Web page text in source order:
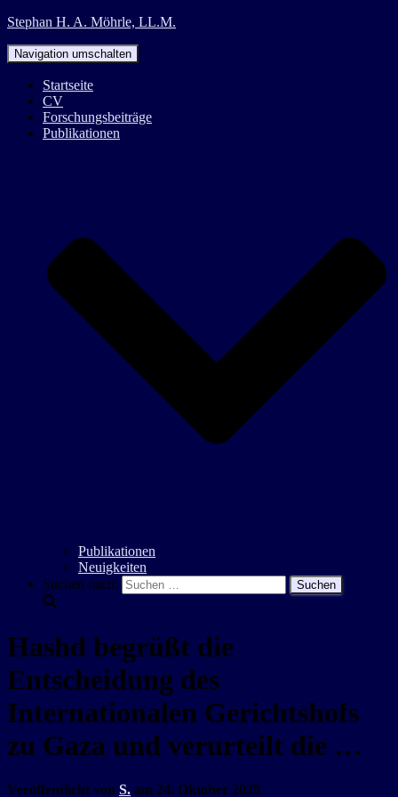
Stephan H. A. Möhrle, LL.M.
Navigation umschalten
Startseite
CV
Forschungsbeiträge
Publikationen
Publikationen
Neuigkeiten
Suchen nach:
Hashd begrüßt die
Entscheidung des
Internationalen Gerichtshofs
zu Gaza und verurteilt die …
Veröffentlicht von S. am 24. Oktober 2025